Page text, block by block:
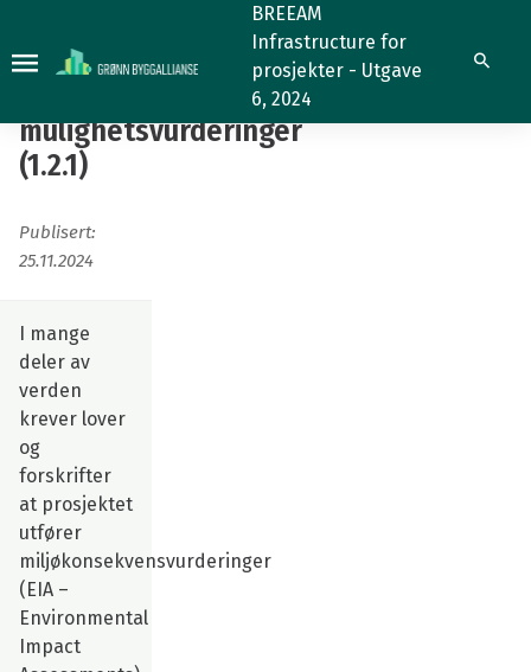
og
mulighetsvurderinger
(1.2.1)
BREEAM
Infrastructure for
prosjekter - Utgave
6, 2024
Søk
Miljøkonsekvens-
mulighetsvurderinger
(1.2.1)
Publisert:
25.11.2024
I mange
deler av
verden
krever lover
og
forskrifter
at prosjektet
utfører
miljøkonsekvensvurderinger
(EIA –
Environmental
Impact